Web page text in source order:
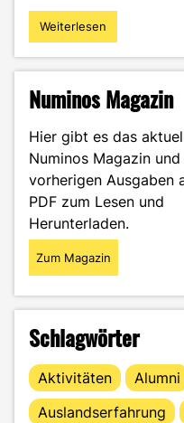
"Broadcast-
Technik
welcher
surfst
du?"
Weiterlesen
Numinos Magazin
Hier gibt es das
Numinos Magazin
vorherigen Ausgaben
PDF zum Lesen und
Herunterladen.
Zum Magazin
Schlagwörter
Aktivitäten Alumni
Auslandserfahrung